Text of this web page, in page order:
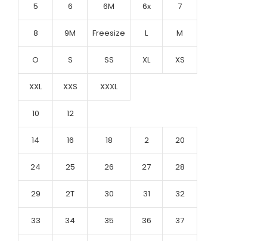
5 6 6M 6x 7
8 9M Freesize L M
O S SS XL XS
XXL XXS XXXL
10 12
14 16 18 2 20
24 25 26 27 28
29 2T 30 31 32
33 34 35 36 37